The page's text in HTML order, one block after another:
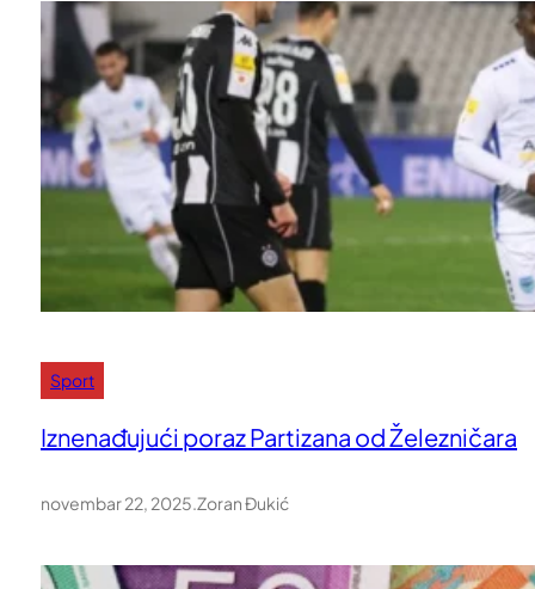
Sport
Iznenađujući poraz Partizana od Železničara
novembar 22, 2025.Zoran Đukić